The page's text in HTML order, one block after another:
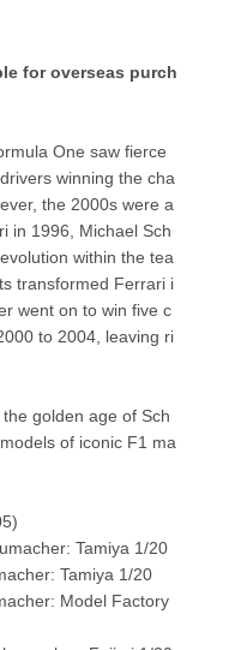
for overseas purch
One saw fierce
winning the cha
the 2000s were a
in 1996, Michael Sch
within the tea
transformed Ferrari i
went on to win five c
to 2004, leaving ri
golden age of Sch
of iconic F1 ma
Tamiya 1/20
Tamiya 1/20
Model Factory